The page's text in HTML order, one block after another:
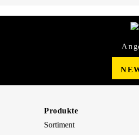
Produkte
Sortiment